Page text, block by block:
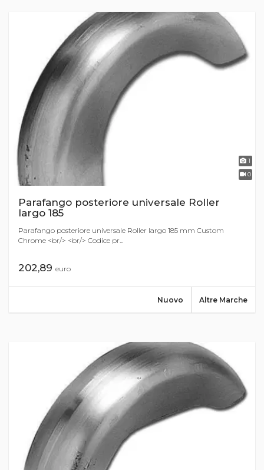
1
0
Parafango posteriore universale Roller
largo 185
Parafango posteriore universale Roller largo 185 mm Custom
Chrome <br/> <br/> Codice pr...
202,89 euro
Altre Marche
Nuovo